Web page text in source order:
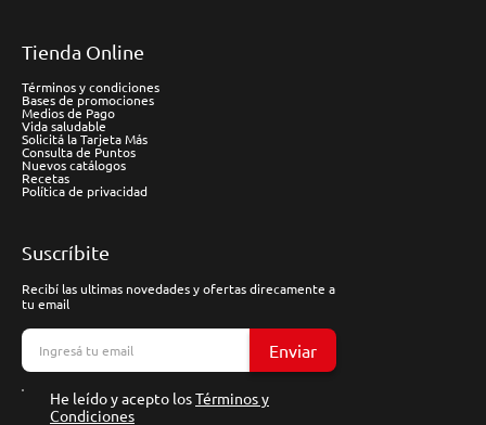
Tienda Online
Términos y condiciones
Bases de promociones
Medios de Pago
Vida saludable
Solicitá la Tarjeta Más
Consulta de Puntos
Nuevos catálogos
Recetas
Política de privacidad
Suscríbite
Recibí las ultimas novedades y ofertas direcamente a
tu email
Enviar
He leído y acepto losTérminos y
Condiciones